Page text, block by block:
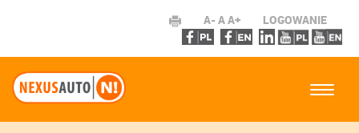
A- AA+ LOGOWANIE